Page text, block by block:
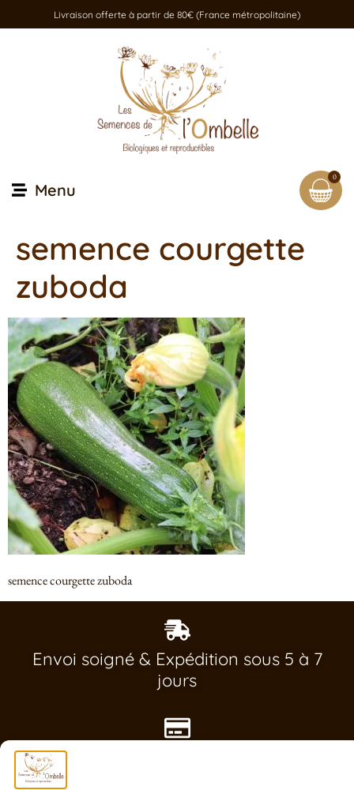
Livraison offerte à partir de 80€ (France métropolitaine)
Menu
0
semence courgette
zuboda
semence courgette zuboda
Envoi soigné & Expédition sous 5 à 7
jours
Paiement Sécurisé avec Payplug